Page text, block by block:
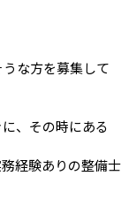
な方を募集して
、その時にある
経験ありの整備士